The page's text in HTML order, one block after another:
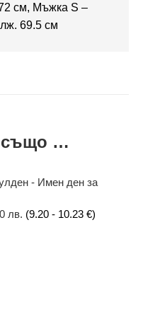
см, Мъжка S –
69.5 см
също …
- Имен ден за
лв. (9.20 - 10.23 €)